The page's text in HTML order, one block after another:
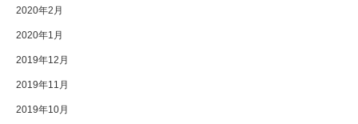
2020年2月
2020年1月
2019年12月
2019年11月
2019年10月